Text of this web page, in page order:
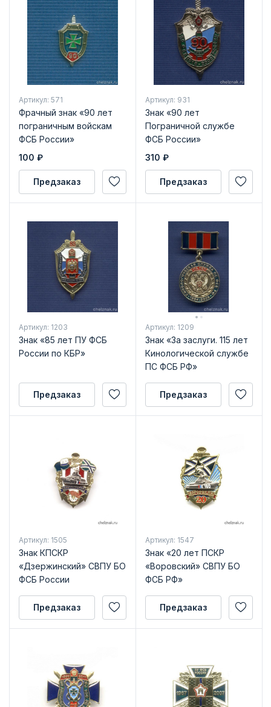
Артикул: 571
Фрачный знак «90 лет
пограничным войскам
ФСБ России»
100 ₽
Предзаказ
Артикул: 931
Знак «90 лет
Пограничной службе
ФСБ России»
310 ₽
Предзаказ
Артикул: 1203
Знак «85 лет ПУ ФСБ
России по КБР»
Предзаказ
Артикул: 1209
Знак «За заслуги. 115 лет
Кинологической службе
ПС ФСБ РФ»
Предзаказ
Артикул: 1505
Знак КПСКР
«Дзержинский» СВПУ БО
ФСБ России
Предзаказ
Артикул: 1547
Знак «20 лет ПСКР
«Воровский» СВПУ БО
ФСБ РФ»
Предзаказ